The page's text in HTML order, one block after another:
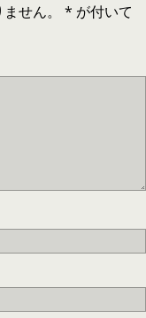
せん。 * が付いて